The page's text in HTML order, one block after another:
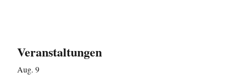
Veranstaltungen
Aug.9